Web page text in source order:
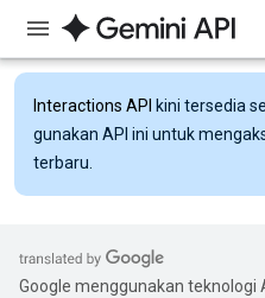
Interactions API kini tersedia
gunakan API ini untuk
terbaru.
Google menggunakan